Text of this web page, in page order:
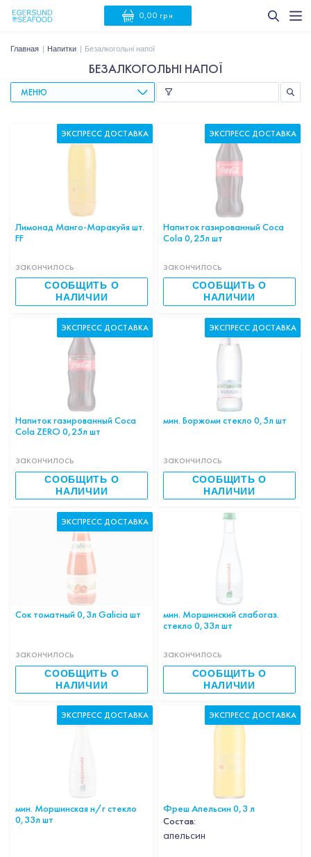
0,00 грн
Главная Напитки Безалкогольні напої
БЕЗАЛКОГОЛЬНІ НАПОЇ
МЕНЮ
Лимонад Манго-Маракуйя шт.
FF
закончилось
СООБЩИТЬ О
НАЛИЧИИ
ЭКСПРЕСС ДОСТАВКА
Напиток газированный Coca
Cola 0,25л шт
закончилось
СООБЩИТЬ О
НАЛИЧИИ
ЭКСПРЕСС ДОСТАВКА
Напиток газированный Coca
Cola ZERO 0,25л шт
закончилось
СООБЩИТЬ О
НАЛИЧИИ
ЭКСПРЕСС ДОСТАВКА
мин. Боржоми стекло 0,5л шт
закончилось
СООБЩИТЬ О
НАЛИЧИИ
ЭКСПРЕСС ДОСТАВКА
Сок томатный 0,3л Galicia шт
закончилось
СООБЩИТЬ О
НАЛИЧИИ
ЭКСПРЕСС ДОСТАВКА
мин. Моршинский слабогаз.
стекло 0,33л шт
закончилось
СООБЩИТЬ О
НАЛИЧИИ
мин. Моршинская н/г стекло
0,33л шт
ЭКСПРЕСС ДОСТАВКА
Фреш Апельсин 0,3 л
Состав:
апельсин
ЭКСПРЕСС ДОСТАВКА